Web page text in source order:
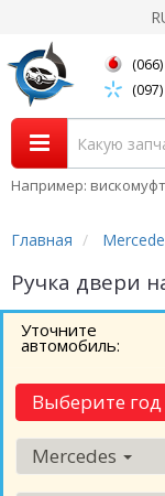
(066)
(097)
Например:
Главная
Ручка двери
Уточните
автомобиль:
Выберите год
Mercedes